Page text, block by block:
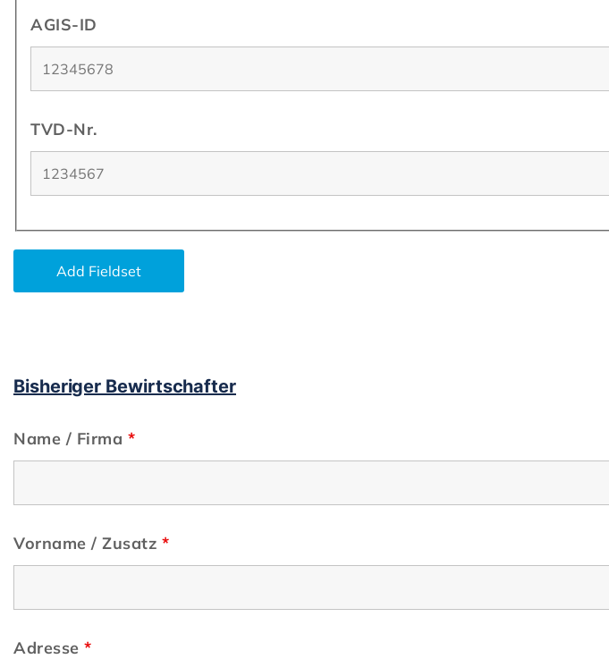
AGIS-ID
TVD-Nr.
Add Fieldset
Bisheriger Bewirtschafter
Name / Firma *
Vorname / Zusatz *
Adresse *